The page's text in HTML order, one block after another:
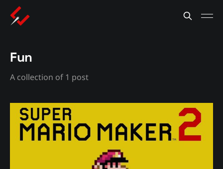
Fun
A collection of 1 post